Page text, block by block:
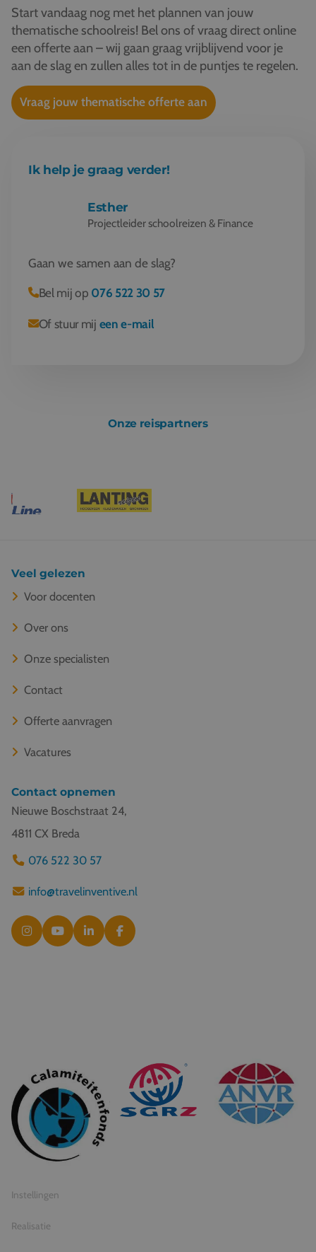
Start vandaag nog met het plannen van jouw
thematische schoolreis! Bel ons of vraag direct online
een offerte aan – wij gaan graag vrijblijvend voor je
aan de slag en zullen alles tot in de puntjes te regelen.
Vraag jouw thematische offerte aan
Ik help je graag verder!
Esther
Projectleider schoolreizen & Finance
Gaan we samen aan de slag?
Bel mij op 076 522 30 57
Of stuur mij een e-mail
Onze reispartners
Veel gelezen
Voor docenten
Over ons
Onze specialisten
Contact
Offerte aanvragen
Vacatures
Contact opnemen
Nieuwe Boschstraat 24,
4811 CX Breda
076 522 30 57
info@travelinventive.nl
© 2026 Travel Inventive
Algemene voorwaarden
Privacy statement
Instellingen
Realisatie